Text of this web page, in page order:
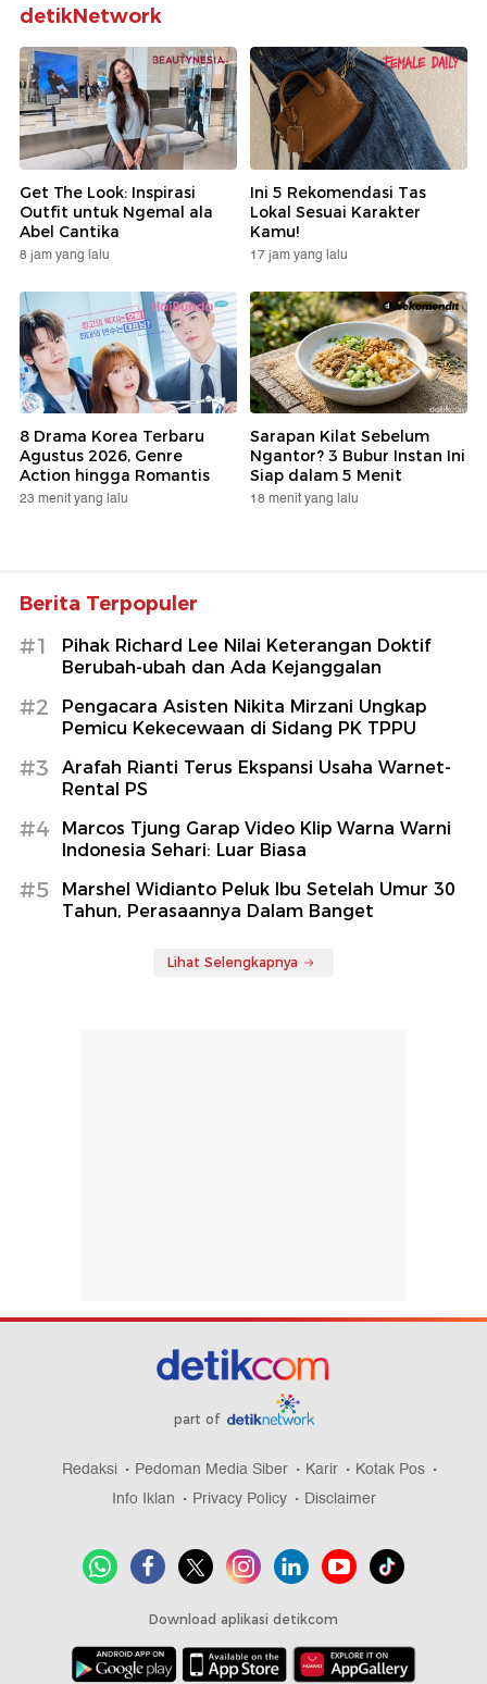
detikNetwork
Get The Look: Inspirasi
Outfit untuk Ngemal ala
Abel Cantika
8 jam yang lalu
Ini 5 Rekomendasi Tas
Lokal Sesuai Karakter
Kamu!
17 jam yang lalu
8 Drama Korea Terbaru
Agustus 2026, Genre
Action hingga Romantis
23 menit yang lalu
Sarapan Kilat Sebelum
Ngantor? 3 Bubur Instan Ini
Siap dalam 5 Menit
18 menit yang lalu
Berita Terpopuler
#1
Pihak Richard Lee Nilai Keterangan Doktif
Berubah-ubah dan Ada Kejanggalan
#2
Pengacara Asisten Nikita Mirzani Ungkap
Pemicu Kekecewaan di Sidang PK TPPU
#3
Arafah Rianti Terus Ekspansi Usaha Warnet-
Rental PS
#4
Marcos Tjung Garap Video Klip Warna Warni
Indonesia Sehari: Luar Biasa
#5
Marshel Widianto Peluk Ibu Setelah Umur 30
Tahun, Perasaannya Dalam Banget
Lihat Selengkapnya
part of
Redaksi Pedoman Media Siber Karir
Kotak Pos
Info Iklan
Privacy Policy Disclaimer
Download aplikasi detikcom